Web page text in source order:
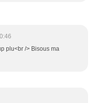
plu<br /> Bisous ma